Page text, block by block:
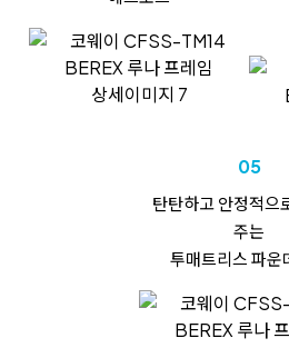
05
탄탄하고 안정적으
주는
투매트리스 파운